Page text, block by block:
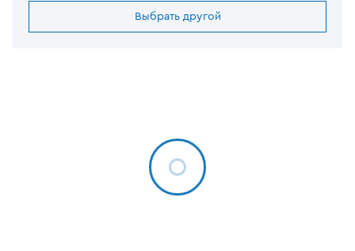
Выбрать другой